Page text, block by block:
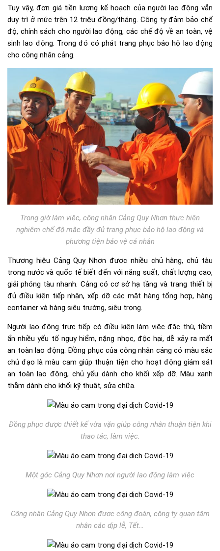
Tuy vậy, đơn giá tiền lương kế hoạch của người lao động vẫn
duy trì ở mức trên 12 triệu đồng/tháng. Công ty đảm bảo chế
độ, chính sách cho người lao động, các chế độ về an toàn, vệ
sinh lao động. Trong đó có phát trang phục bảo hộ lao động
cho công nhân cảng.
Trong giờ làm việc, công nhân Cảng Quy Nhơn thực hiện
nghiêm chế độ mặc đầy đủ trang phục bảo hộ lao động và
phương tiện bảo vệ cá nhân
Thương hiệu Cảng Quy Nhơn được nhiều chủ hàng, chủ tàu
trong nước và quốc tế biết đến với năng suất, chất lượng cao,
giải phóng tàu nhanh. Cảng có cơ sở hạ tầng và trang thiết bị
đủ điều kiện tiếp nhận, xếp dỡ các mặt hàng tổng hợp, hàng
container và hàng siêu trường, siêu trọng.
Người lao động trực tiếp có điều kiện làm việc đặc thù, tiềm
ẩn nhiều yếu tố nguy hiểm, nặng nhọc, độc hại, dễ xảy ra mất
an toàn lao động. Đồng phục của công nhân cảng có màu sắc
chủ đạo là màu cam giúp thuận tiện cho hoạt động giám sát
an toàn lao động, chủ yếu dành cho khối xếp dỡ. Màu xanh
thẫm dành cho khối kỹ thuật, sửa chữa.
Đồng phục được thiết kế vừa vặn giúp công nhân thuận tiện khi
thao tác, làm việc.
Một góc Cảng Quy Nhơn nơi người lao động làm việc
Công nhân Cảng Quy Nhơn được công đoàn, công ty quan tâm
nhân các dịp lễ, Tết…